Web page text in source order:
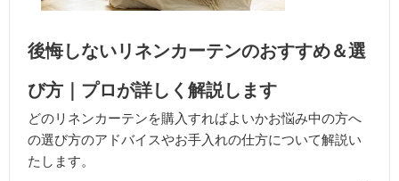
後悔しないリネンカーテンのおすすめ＆選
び方｜プロが詳しく解説します
どのリネンカーテンを購入すればよいかお悩み中の方へ
の選び方のアドバイスやお手入れの仕方について解説い
たします。